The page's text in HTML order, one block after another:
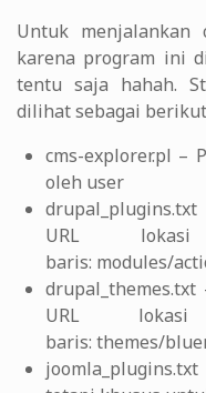
Untuk menjalankan
karena program ini
tentu saja hahah.
dilihat sebagai
cms-explorer.pl –
oleh user
URL lokasi
baris: modules/
URL lokasi
baris: themes/